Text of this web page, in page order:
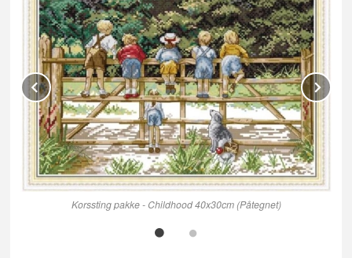
Korssting pakke - Childhood 40x30cm (Påtegnet)
Prev